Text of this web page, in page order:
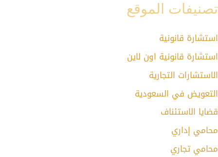
تصنيفات الموقع
استشارة قانونية
استشارة قانونية اون لاين
الاستشارات التجارية
التعويض في السعودية
قضايا الاستئناف
محامي إداري
محامي تجاري